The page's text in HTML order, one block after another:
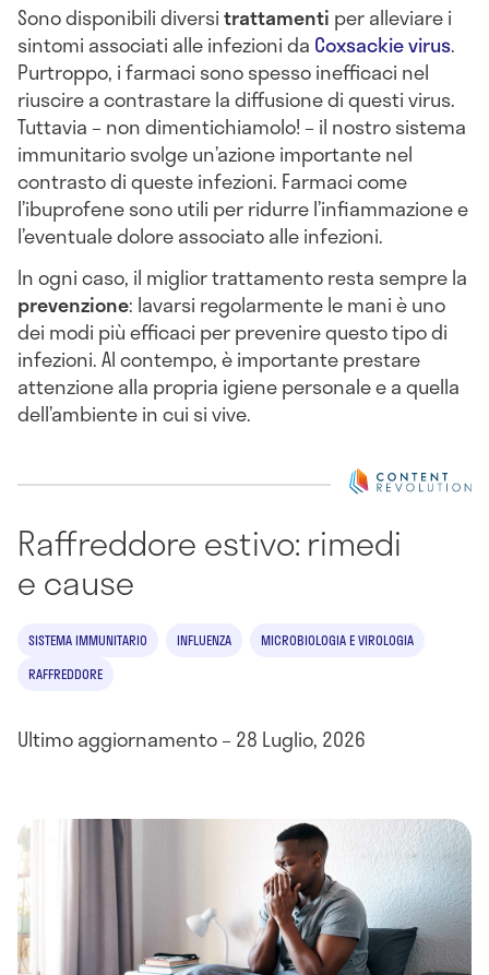
Sono disponibili diversitrattamenti per alleviare i
sintomi associati alle infezioni da Coxsackie virus.
Purtroppo, i farmaci sono spesso inefficaci nel
riuscire a contrastare la diffusione di questi virus.
Tuttavia – non dimentichiamolo! – il nostro sistema
immunitario svolge un’azione importante nel
contrasto di queste infezioni. Farmaci come
l’ibuprofene sono utili per ridurre l’infiammazione e
l’eventuale dolore associato alle infezioni.
In ogni caso, il miglior trattamento resta sempre la
prevenzione: lavarsi regolarmente le mani è uno
dei modi più efficaci per prevenire questo tipo di
infezioni. Al contempo, è importante prestare
attenzione alla propria igiene personale e a quella
dell’ambiente in cui si vive.
Raffreddore estivo: rimedi
e cause
SISTEMA IMMUNITARIO INFLUENZA
MICROBIOLOGIA E VIROLOGIA
RAFFREDDORE
Ultimo aggiornamento – 28 Luglio, 2026